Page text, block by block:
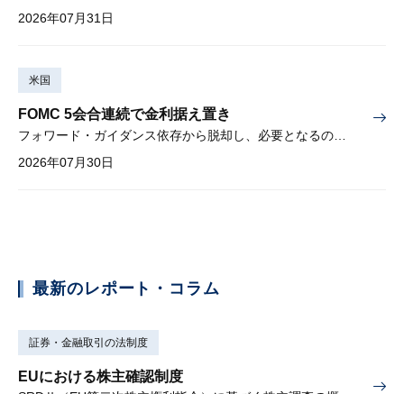
2026年07月31日
米国
FOMC 5会合連続で金利据え置き
2026年07月30日
最新のレポート・コラム
証券・金融取引の法制度
EUにおける株主確認制度